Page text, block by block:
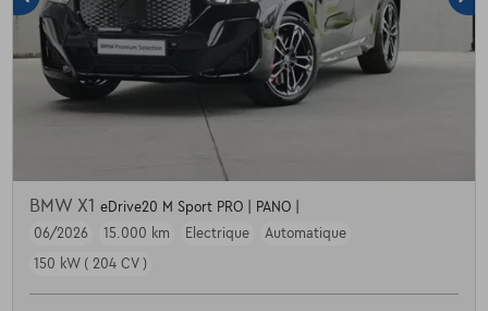
BMW X1 eDrive20 M Sport PRO | PANO |
06/2026
15.000 km Electrique
Automatique
150 kW ( 204 CV )